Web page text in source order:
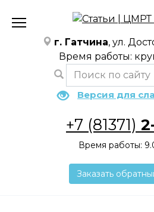
содержанию
г. Гатчина, ул.
Время работы:
Версия для
+7 (81371)
Время работы:
Заказать